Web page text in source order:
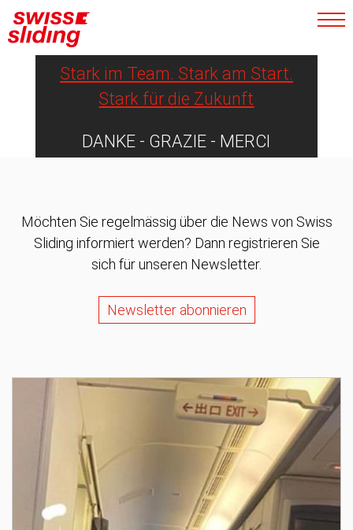
Stark im Team. Stark am Start.
Stark für die Zukunft
DANKE - GRAZIE - MERCI
Möchten Sie regelmässig über die News von Swiss
Sliding informiert werden? Dann registrieren Sie
sich für unseren Newsletter.
Newsletter abonnieren